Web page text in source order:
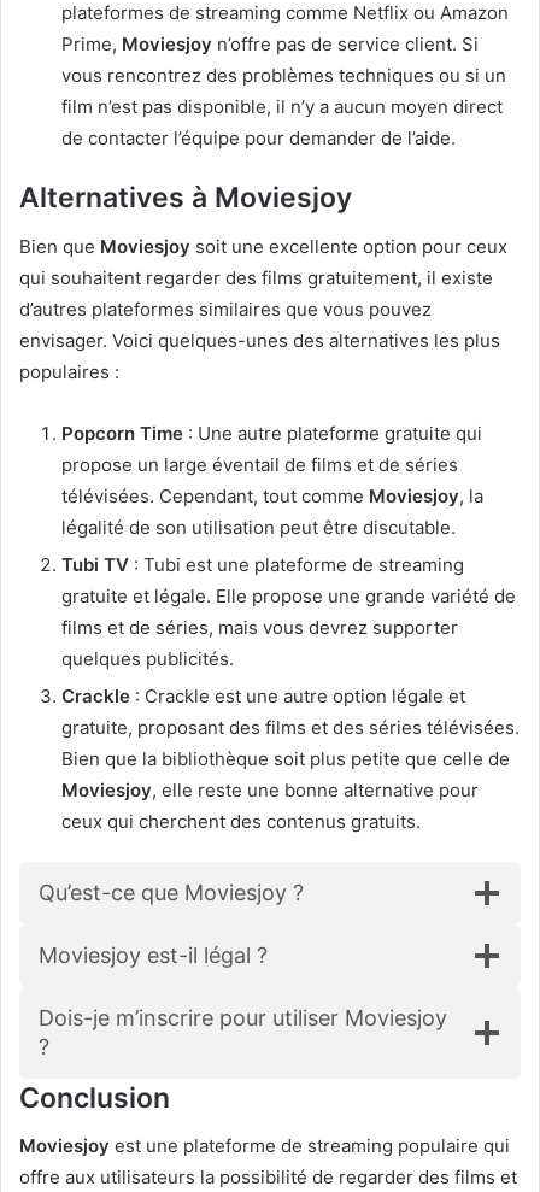
plateformes de streaming comme Netflix ou Amazon
Prime, Moviesjoy n’offre pas de service client. Si
vous rencontrez des problèmes techniques ou si un
film n’est pas disponible, il n’y a aucun moyen direct
de contacter l’équipe pour demander de l’aide.
Alternatives à Moviesjoy
Bien que Moviesjoy soit une excellente option pour ceux
qui souhaitent regarder des films gratuitement, il existe
d’autres plateformes similaires que vous pouvez
envisager. Voici quelques-unes des alternatives les plus
populaires :
Popcorn Time : Une autre plateforme gratuite qui
propose un large éventail de films et de séries
télévisées. Cependant, tout comme Moviesjoy, la
légalité de son utilisation peut être discutable.
Tubi TV : Tubi est une plateforme de streaming
gratuite et légale. Elle propose une grande variété de
films et de séries, mais vous devrez supporter
quelques publicités.
Crackle : Crackle est une autre option légale et
gratuite, proposant des films et des séries télévisées.
Bien que la bibliothèque soit plus petite que celle de
Moviesjoy, elle reste une bonne alternative pour
ceux qui cherchent des contenus gratuits.
Qu’est-ce que Moviesjoy ?
Moviesjoy est-il légal ?
Dois-je m’inscrire pour utiliser Moviesjoy
?
Conclusion
Moviesjoy est une plateforme de streaming populaire qui
offre aux utilisateurs la possibilité de regarder des films et